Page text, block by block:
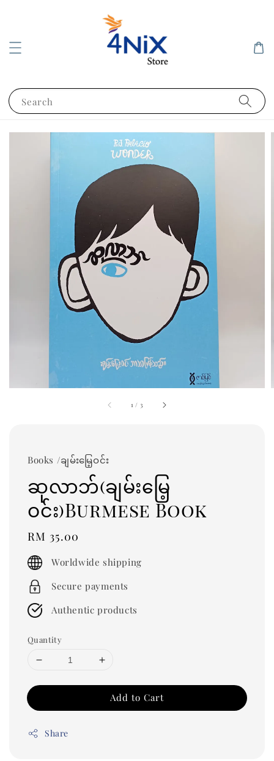
Search
1 / 3
Books /ချမ်းမြေ့ဝင်း
ဆုလာဘ်(ချမ်းမြေ့
ဝင်း)Burmese Book
Regular
price
RM 35.00
Worldwide shipping
Secure payments
Authentic products
Quantity
Add to Cart
Share